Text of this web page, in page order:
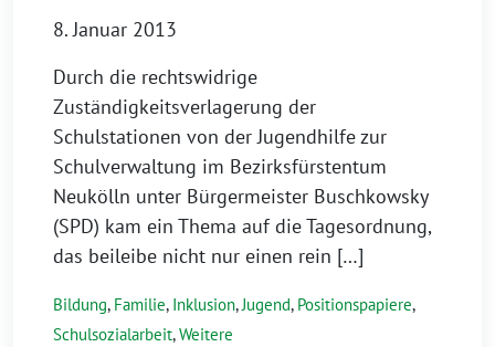
8. Januar 2013
Durch die rechtswidrige
Zuständigkeitsverlagerung der
Schulstationen von der Jugendhilfe zur
Schulverwaltung im Bezirksfürstentum
Neukölln unter Bürgermeister Buschkowsky
(SPD) kam ein Thema auf die Tagesordnung,
das beileibe nicht nur einen rein […]
Bildung, Familie, Inklusion,Jugend, Positionspapiere,
Schulsozialarbeit,Weitere